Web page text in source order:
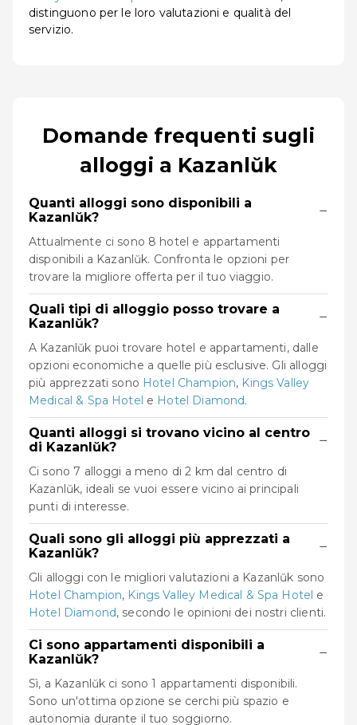
distinguono per le loro valutazioni e qualità del
servizio.
Domande frequenti sugli
alloggi a Kazanlŭk
Quanti alloggi sono disponibili a
Kazanlŭk?
−
Attualmente ci sono 8 hotel e appartamenti
disponibili a Kazanlŭk. Confronta le opzioni per
trovare la migliore offerta per il tuo viaggio.
Quali tipi di alloggio posso trovare a
Kazanlŭk?
−
A Kazanlŭk puoi trovare hotel e appartamenti, dalle
opzioni economiche a quelle più esclusive. Gli alloggi
più apprezzati sono Hotel Champion, Kings Valley
Medical & Spa Hotel e Hotel Diamond.
Quanti alloggi si trovano vicino al centro
di Kazanlŭk?
−
Ci sono 7 alloggi a meno di 2 km dal centro di
Kazanlŭk, ideali se vuoi essere vicino ai principali
punti di interesse.
Quali sono gli alloggi più apprezzati a
Kazanlŭk?
−
Gli alloggi con le migliori valutazioni a Kazanlŭk sono
Hotel Champion, Kings Valley Medical & Spa Hotel e
Hotel Diamond, secondo le opinioni dei nostri clienti.
Ci sono appartamenti disponibili a
Kazanlŭk?
−
Sì, a Kazanlŭk ci sono 1 appartamenti disponibili.
Sono un'ottima opzione se cerchi più spazio e
autonomia durante il tuo soggiorno.